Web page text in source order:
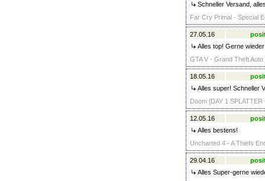
Schneller Versand,
Far Cry Primal - Special
27.05.16
Alles top! Gerne
GTA V - Grand Theft
18.05.16
Alles super! Schneller
Doom [DAY 1
12.05.16
Alles bestens!
Uncharted 4 - A Thiefs
29.04.16
Alles Super-gerne